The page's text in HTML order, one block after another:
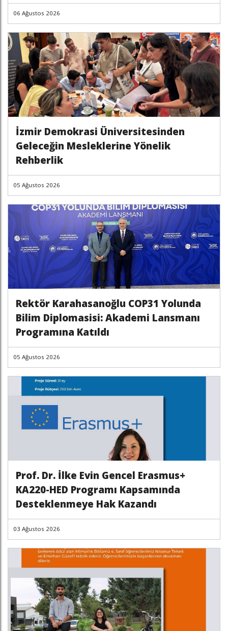
06 Ağustos 2026
İzmir Demokrasi Üniversitesinden
Geleceğin Mesleklerine Yönelik
Rehberlik
05 Ağustos 2026
Rektör Karahasanoğlu COP31 Yolunda
Bilim Diplomasisi: Akademi Lansmanı
Programına Katıldı
05 Ağustos 2026
Prof. Dr. İlke Evin Gencel Erasmus+
KA220-HED Programı Kapsamında
Desteklenmeye Hak Kazandı
03 Ağustos 2026